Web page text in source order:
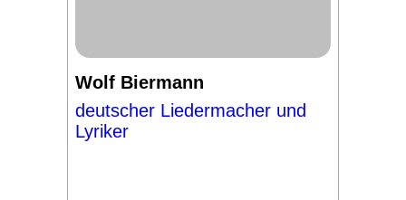
Wolf Biermann
deutscher Liedermacher und
Lyriker